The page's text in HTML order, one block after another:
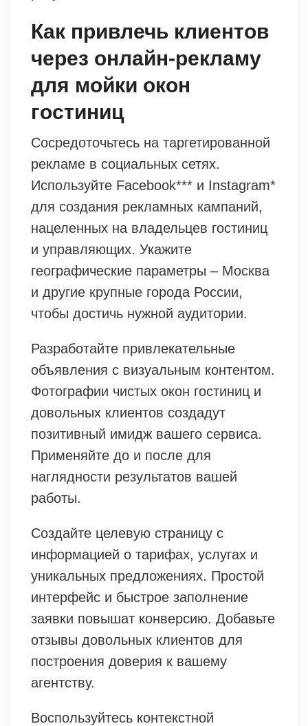
Как привлечь клиентов
через онлайн-рекламу
для мойки окон
гостиниц
Сосредоточьтесь на таргетированной
рекламе в социальных сетях.
Используйте Facebook*** и Instagram*
для создания рекламных кампаний,
нацеленных на владельцев гостиниц
и управляющих. Укажите
географические параметры – Москва
и другие крупные города России,
чтобы достичь нужной аудитории.
Разработайте привлекательные
объявления с визуальным контентом.
Фотографии чистых окон гостиниц и
довольных клиентов создадут
позитивный имидж вашего сервиса.
Применяйте до и после для
наглядности результатов вашей
работы.
Создайте целевую страницу с
информацией о тарифах, услугах и
уникальных предложениях. Простой
интерфейс и быстрое заполнение
заявки повышат конверсию. Добавьте
отзывы довольных клиентов для
построения доверия к вашему
агентству.
Воспользуйтесь контекстной